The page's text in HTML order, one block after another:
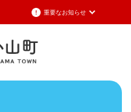
して本文へ重要なお知らせ
英語）
中文（簡体字）